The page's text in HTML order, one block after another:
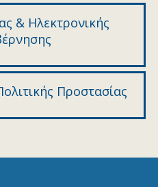
& Ηλεκτρονικής
Προστασίας